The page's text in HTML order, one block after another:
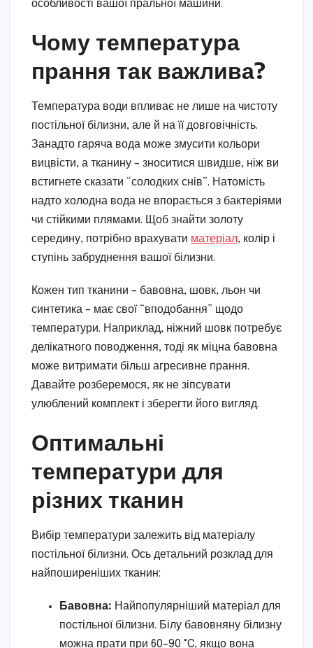
особливості вашої пральної машини.
Чому температура
прання так важлива?
Температура води впливає не лише на чистоту
постільної білизни, але й на її довговічність.
Занадто гаряча вода може змусити кольори
вицвісти, а тканину – зноситися швидше, ніж ви
встигнете сказати “солодких снів”. Натомість
надто холодна вода не впорається з бактеріями
чи стійкими плямами. Щоб знайти золоту
середину, потрібно врахувати матеріал, колір і
ступінь забруднення вашої білизни.
Кожен тип тканини – бавовна, шовк, льон чи
синтетика – має свої “вподобання” щодо
температури. Наприклад, ніжний шовк потребує
делікатного поводження, тоді як міцна бавовна
може витримати більш агресивне прання.
Давайте розберемося, як не зіпсувати
улюблений комплект і зберегти його вигляд.
Оптимальні
температури для
різних тканин
Вибір температури залежить від матеріалу
постільної білизни. Ось детальний розклад для
найпоширеніших тканин:
Бавовна: Найпопулярніший матеріал для
постільної білизни. Білу бавовняну білизну
можна прати при 60–90 °C, якщо вона